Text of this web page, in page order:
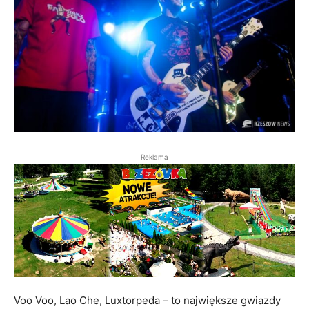
Reklama
Voo Voo, Lao Che, Luxtorpeda – to największe gwiazdy